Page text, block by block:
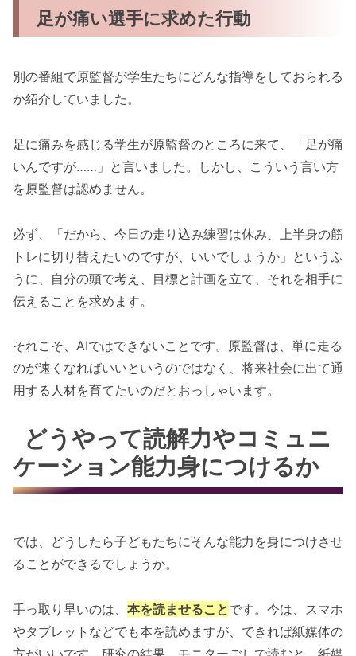
足が痛い選手に求めた行動
別の番組で原監督が学生たちにどんな指導をしておられる
か紹介していました。
足に痛みを感じる学生が原監督のところに来て、「足が痛
いんですが……」と言いました。しかし、こういう言い方
を原監督は認めません。
必ず、「だから、今日の走り込み練習は休み、上半身の筋
トレに切り替えたいのですが、いいでしょうか」というふ
うに、自分の頭で考え、目標と計画を立て、それを相手に
伝えることを求めます。
それこそ、AIではできないことです。原監督は、単に走る
のが速くなればいいというのではなく、将来社会に出て通
用する人材を育てたいのだとおっしゃいます。
どうやって読解力やコミュニ
ケーション能力身につけるか
では、どうしたら子どもたちにそんな能力を身につけさせ
ることができるでしょうか。
手っ取り早いのは、 本を読ませることです。今は、スマホ
やタブレットなどでも本を読めますが、できれば紙媒体の